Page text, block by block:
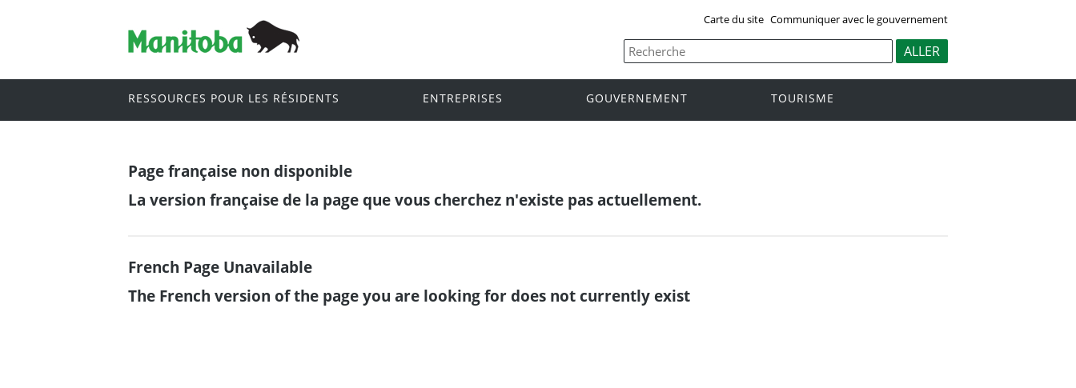
Carte du site Communiquer avec le gouvernement
RESSOURCES POUR LES RÉSIDENTS ENTREPRISES GOUVERNEMENT TOURISME
Page française non disponible
La version française de la page que vous cherchez n'existe pas actuellement.
French Page Unavailable
The French version of the page you are looking for does not currently exist